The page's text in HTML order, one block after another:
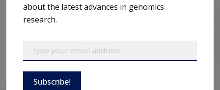
about the latest advances in genomics
research.
Subscribe!